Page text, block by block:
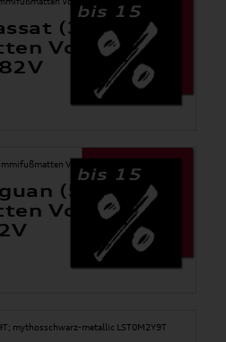
bis 15
(3G)
Vorne
bis 15
(5N)
Vorne